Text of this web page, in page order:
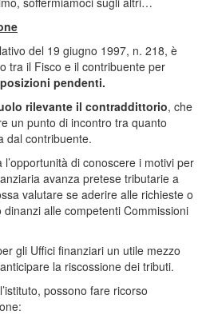
del 19 giugno 1997, n. 218, è
tra il Fisco e il contribuente per
pendenti.
rilevante il contraddittorio, che
un punto di incontro tra quanto
dal contribuente.
di conoscere i motivi per
avanza pretese tributarie a
valutare se aderire alle richieste o
dinanzi alle competenti Commissioni
gli Uffici finanziari un utile mezzo
la riscossione dei tributi.
possono fare ricorso